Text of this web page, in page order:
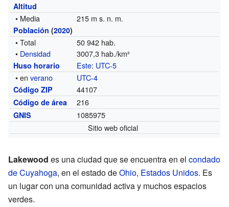
Altitud
• Media 215 m s. n. m.
Población (2020)
• Total
50 942 hab.
• Densidad 3007,3 hab./km²
Huso horario Este: UTC-5
• enverano UTC-4
Código ZIP 44107
Código de área 216
GNIS
1085975
Sitio web oficial
Lakewood es una ciudad que se encuentra en el condado
de Cuyahoga, en el estado deOhio, Estados Unidos. Es
un lugar con una comunidad activa y muchos espacios
verdes.